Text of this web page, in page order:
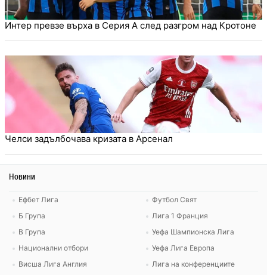
Интер превзе върха в Серия А след разгром над Кротоне
Челси задълбочава кризата в Арсенал
Новини
Ефбет Лига
Б Група
В Група
Национални отбори
Висша Лига Англия
Футбол Свят
Лига 1 Франция
Уефа Шампионска Лига
Уефа Лига Европа
Лига на конференциите